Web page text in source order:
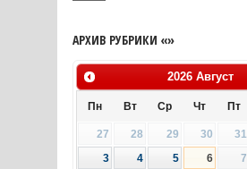
АРХИВ РУБРИКИ «»
2026 Август
Пн Вт Ср Чт Пт
27 28 29 30 31
3
4 5 6 7